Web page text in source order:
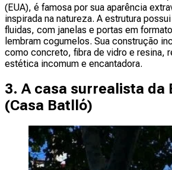
(EUA), é famosa por sua aparência
inspirada na natureza. A estrutura
fluidas, com janelas e portas em
lembram cogumelos. Sua construção
como concreto, fibra de vidro e resina,
estética incomum e encantadora.
3. A casa surrealista da
(Casa Batlló)